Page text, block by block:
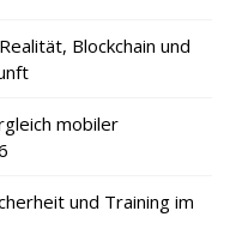
Blockchain und
mobiler
und Training im